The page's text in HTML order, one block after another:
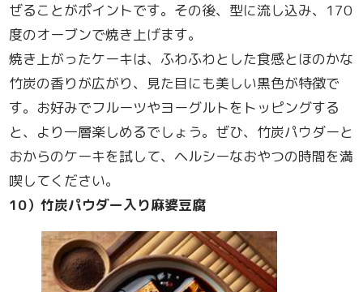
ぜることがポイントです。その後、型に流し込み、170
度のオーブンで焼き上げます。
焼き上がったケーキは、ふわふわとした食感とほのかな
竹炭の香りが広がり、見た目にも美しい黒色が特徴で
す。お好みでフルーツやヨーグルトをトッピングする
と、より一層楽しめるでしょう。ぜひ、竹炭パウダーと
おからのケーキを試して、ヘルシーなおやつの時間を満
喫してください。
10）竹炭パウダー入り麻婆豆腐